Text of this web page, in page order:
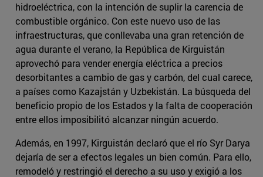
hidroeléctrica, con la intención de suplir la carencia de
combustible orgánico. Con este nuevo uso de las
infraestructuras, que conllevaba una gran retención de
agua durante el verano, la República de Kirguistán
aprovechó para vender energía eléctrica a precios
desorbitantes a cambio de gas y carbón, del cual carece,
a países como Kazajstán y Uzbekistán. La búsqueda del
beneficio propio de los Estados y la falta de cooperación
entre ellos imposibilitó alcanzar ningún acuerdo.
Además, en 1997, Kirguistán declaró que el río Syr Darya
dejaría de ser a efectos legales un bien común. Para ello,
remodeló y restringió el derecho a su uso y exigió a los